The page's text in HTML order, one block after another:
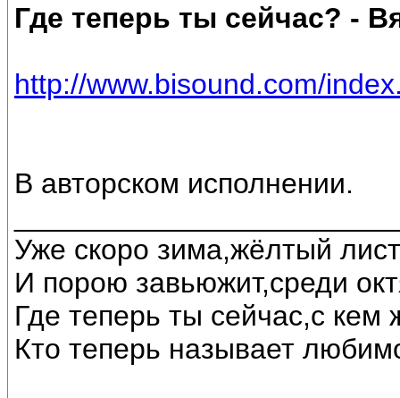
Где теперь ты сейчас? -
http://www.bisound.com/
В авторском исполнении.
Уже скоро зима,жёлтый
И порою завьюжит,среди
Где теперь ты сейчас,с кем
Кто теперь называет